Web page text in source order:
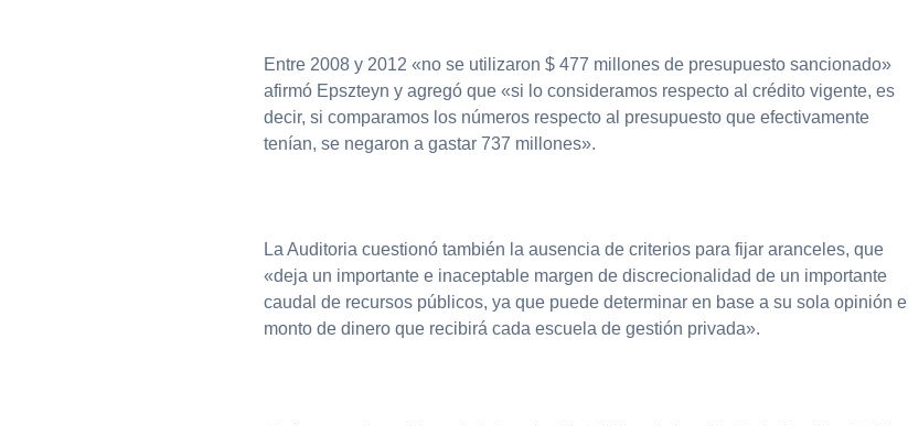
Entre 2008 y 2012 «no se utilizaron $ 477 millones de presupuesto sancionado»
afirmó Epszteyn y agregó que «si lo consideramos respecto al crédito vigente, es
decir, si comparamos los números respecto al presupuesto que efectivamente
tenían, se negaron a gastar 737 millones».
La Auditoria cuestionó también la ausencia de criterios para fijar aranceles, que
«deja un importante e inaceptable margen de discrecionalidad de un importante
caudal de recursos públicos, ya que puede determinar en base a su sola opinión el
monto de dinero que recibirá cada escuela de gestión privada».